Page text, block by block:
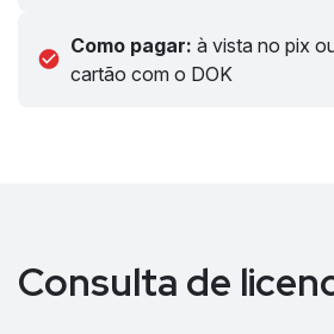
Como pagar: à vista no pix
cartão com o DOK
Consulta de